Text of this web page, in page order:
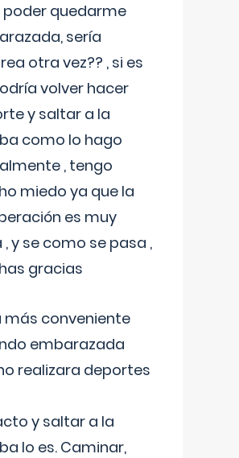
quedarme
sería
otra vez?? , si es
volver hacer
y saltar a la
como lo hago
, tengo
miedo ya que la
es muy
, y se como se pasa ,
gracias
más conveniente
embarazada
realizara deportes
y saltar a la
lo es. Caminar,